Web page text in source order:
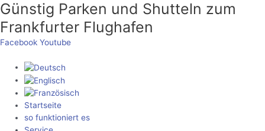
Zum
Inhalt
springen
Günstig Parken und Shutteln zum
Frankfurter Flughafen
Facebook Youtube
Startseite
so funktioniert es